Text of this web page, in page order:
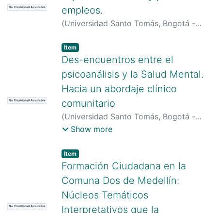
No Thumbnail Available
empleos.
(Universidad Santo Tomás, Bogotá -
No Thumbnail Available
Item type:
Item,
Des-encuentros entre el
psicoanálisis y la Salud Mental.
Hacia un abordaje clínico
comunitario
(Universidad Santo Tomás, Bogotá -
Colombia)Cabrera Kahuazango, Carlos
Show more
No Thumbnail Available
Item type:
Item,
Formación Ciudadana en la
Comuna Dos de Medellín:
Núcleos Temáticos
Interpretativos que la